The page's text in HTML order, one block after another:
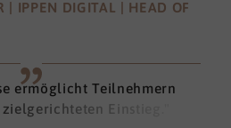
| IPPEN DIGITAL | HEAD OF
ermöglicht Teilnehmern
Einstieg."